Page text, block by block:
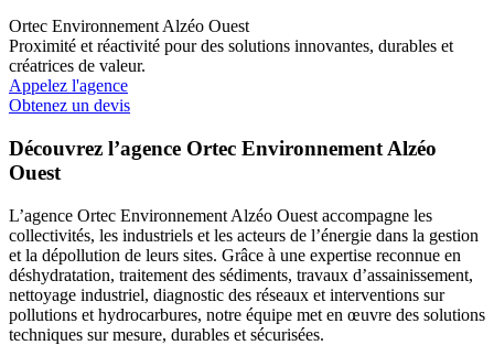
Ortec Environnement Alzéo Ouest
Proximité et réactivité pour des solutions innovantes, durables et
créatrices de valeur.
Appelez l'agence
Obtenez un devis
Découvrez l’agence Ortec Environnement Alzéo
Ouest
L’agence Ortec Environnement Alzéo Ouest accompagne les
collectivités, les industriels et les acteurs de l’énergie dans la gestion
et la dépollution de leurs sites. Grâce à une expertise reconnue en
déshydratation, traitement des sédiments, travaux d’assainissement,
nettoyage industriel, diagnostic des réseaux et interventions sur
pollutions et hydrocarbures, notre équipe met en œuvre des solutions
techniques sur mesure, durables et sécurisées.